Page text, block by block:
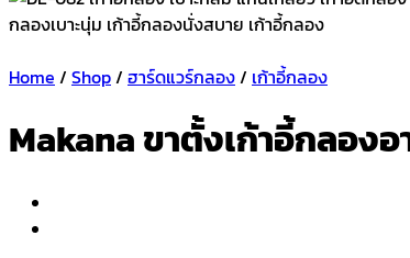
Home / Shop/ ฮาร์ดแวร์กลอง/ เก้าอี้กลอง
Makana ขาตั้งเก้าอี้กลอง